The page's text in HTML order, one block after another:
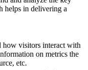
helps in delivering a
how visitors interact with
on metrics the
etc.